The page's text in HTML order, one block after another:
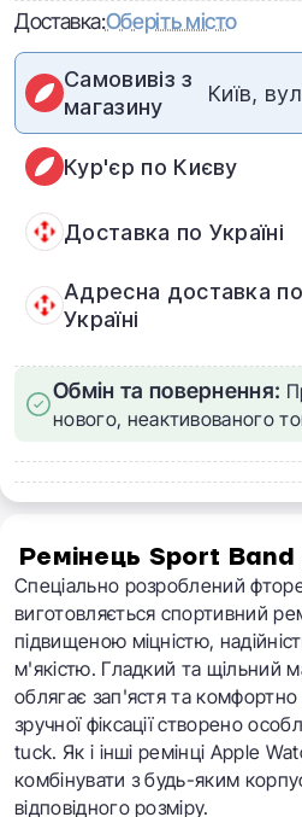
Доставка:Оберіть місто
Самовивіз з
магазину
Київ,
Кур'єр по Києву
Доставка по Україні
Адресна доставка по
Україні
Обмін та повернення:
нового, неактивованого
Ремінець Sport Band
Спеціально розроблений
виготовляється спортивний
підвищеною міцністю,
м'якістю. Гладкий та щільний
облягає зап'ястя та
зручної фіксації створено
tuck. Як і інші ремінці Apple
комбінувати з будь-яким
відповідного розміру.